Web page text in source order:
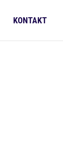
KONTAKT